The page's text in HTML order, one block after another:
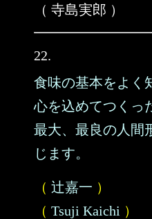
（ 寺島実郎 ）
22.
食味の基本をよく
心を込めてつくっ
最大、最良の人間
じます。
（ 辻嘉一 ）
（ Tsuji Kaichi ）